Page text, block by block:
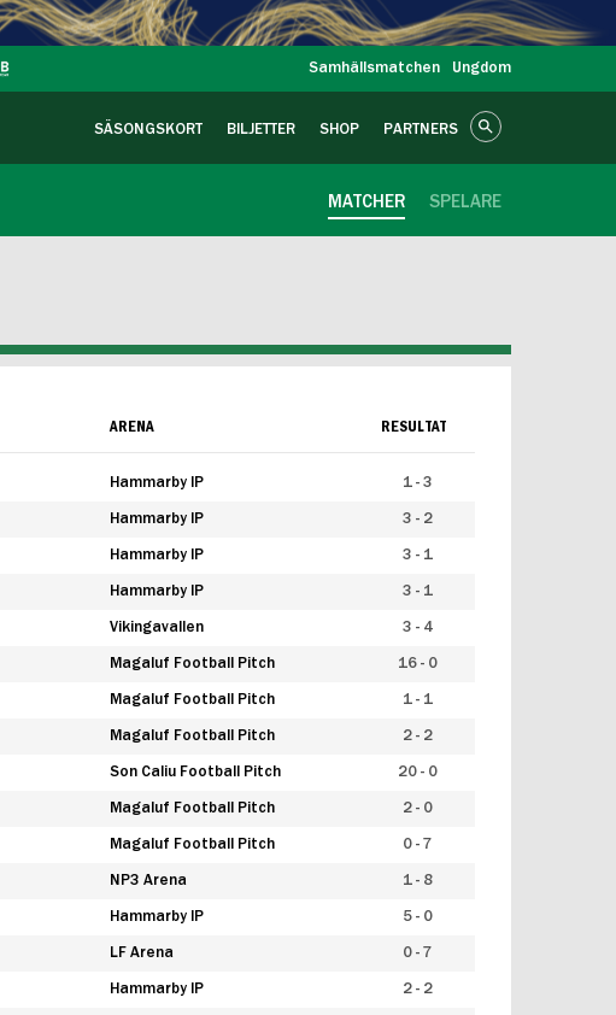
Samhällsmatchen Ungdom
SÄSONGSKORT BILJETTER SHOP PARTNERS
SPELARE
MATCHER
ARENA RESULTAT
Hammarby IP 1 - 3
Hammarby IP 3 - 2
Hammarby IP 3 - 1
Hammarby IP 3 - 1
Vikingavallen 3 - 4
Magaluf Football Pitch 16 - 0
Magaluf Football Pitch 1 - 1
Magaluf Football Pitch 2 - 2
Son Caliu Football Pitch 20 - 0
Magaluf Football Pitch 2 - 0
Magaluf Football Pitch 0 - 7
NP3 Arena 1 - 8
Hammarby IP 5 - 0
LF Arena 0 - 7
Hammarby IP 2 - 2